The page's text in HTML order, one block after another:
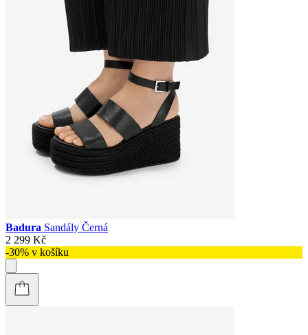
Badura Sandály Černá
2 299 Kč
-30% v košíku